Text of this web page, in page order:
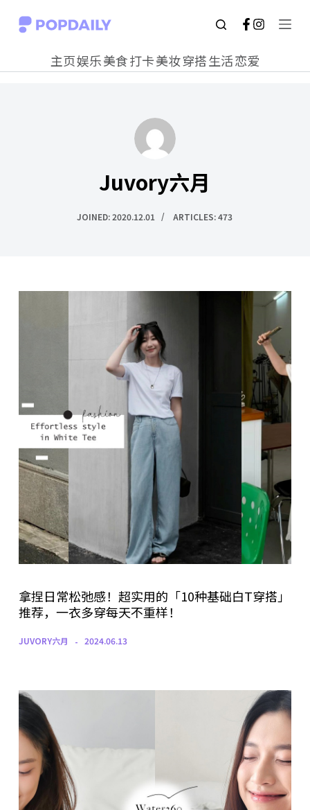
S
t
主页娱乐美食打卡美妆穿搭生活恋爱
Juvory六月
JOINED: 2020.12.01 ARTICLES: 473
拿捏日常松弛感！超实用的「10种基础白T穿搭」
推荐，一衣多穿每天不重样！
JUVORY六月 2024.06.13